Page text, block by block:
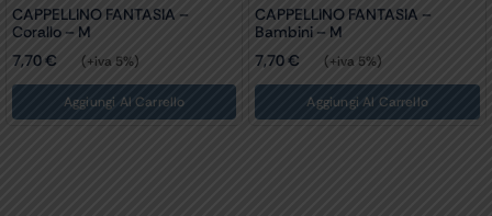
–
CAPPELLINO FANTASIA –
Luccicante – M
7,70 €
Aggiungi Al Carrello
CAPPELLINO
– M
7,00 €
Aggiungi Al